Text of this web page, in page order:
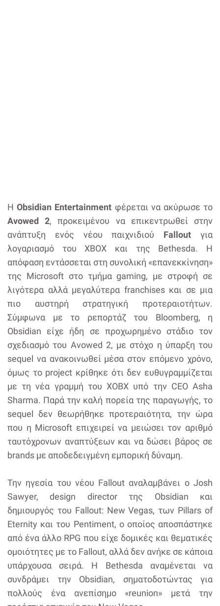
ΗObsidian Entertainment φέρεται να ακύρωσε το
Avowed 2, προκειμένου να επικεντρωθεί στην
ανάπτυξη ενός νέου παιχνιδιού Fallout για
λογαριασμό του XBOX και της Bethesda. Η
απόφαση εντάσσεται στη συνολική «επανεκκίνηση»
της Microsoft στο τμήμα gaming, με στροφή σε
λιγότερα αλλά μεγαλύτερα franchises και σε μια
πιο αυστηρή στρατηγική προτεραιοτήτων.
Σύμφωνα με το ρεπορτάζ του Bloomberg, η
Obsidian είχε ήδη σε προχωρημένο στάδιο τον
σχεδιασμό του Avowed 2, με στόχο η ύπαρξη του
sequel να ανακοινωθεί μέσα στον επόμενο χρόνο,
όμως το project κρίθηκε ότι δεν ευθυγραμμίζεται
με τη νέα γραμμή του XOBX υπό την CEO Asha
Sharma. Παρά την καλή πορεία της παραγωγής, το
sequel δεν θεωρήθηκε προτεραιότητα, την ώρα
που η Microsoft επιχειρεί να μειώσει τον αριθμό
ταυτόχρονων αναπτύξεων και να δώσει βάρος σε
brands με αποδεδειγμένη εμπορική δύναμη.
Την ηγεσία του νέου Fallout αναλαμβάνει ο Josh
Sawyer, design director της Obsidian και
δημιουργός του Fallout: New Vegas, των Pillars of
Eternity και του Pentiment, ο οποίος αποσπάστηκε
από ένα άλλο RPG που είχε δομικές και θεματικές
ομοιότητες με το Fallout, αλλά δεν ανήκε σε κάποια
υπάρχουσα σειρά. Η Bethesda αναμένεται να
συνδράμει την Obsidian, σηματοδοτώντας για
πολλούς ένα ανεπίσημο «reunion» μετά την